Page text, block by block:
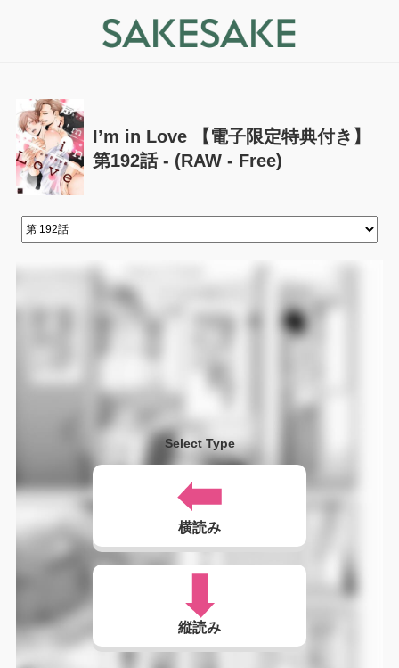
I’m in Love 【電子限定特典付き】
第192話 - (RAW - Free)
Select Type
横読み
縦読み